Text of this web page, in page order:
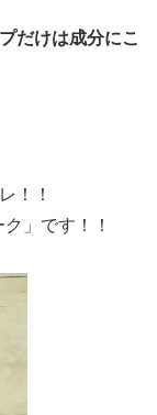
だけは成分にこ
！！
」です！！